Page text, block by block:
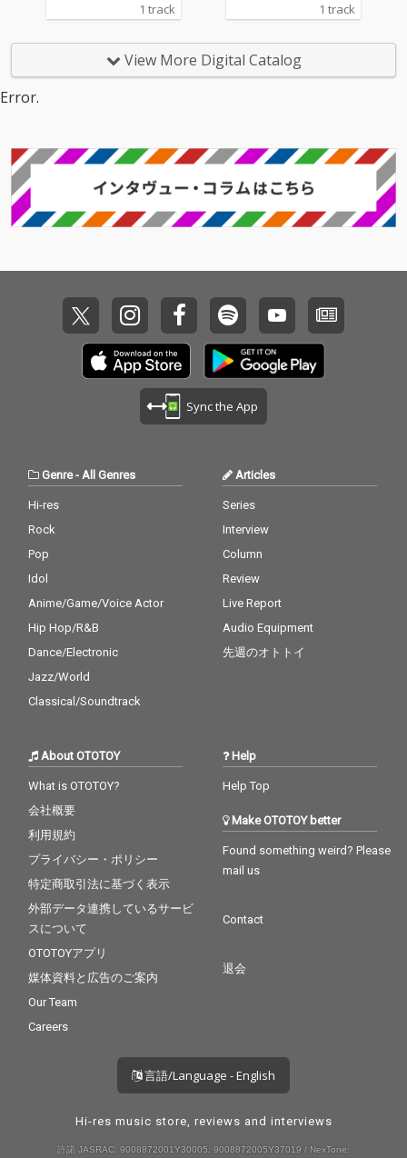
1 track 1 track
View More Digital Catalog
Error.
Sync the App
Genre- All Genres
Hi-res
Rock
Pop
Idol
Anime/Game/Voice Actor
Hip Hop/R&B
Dance/Electronic
Jazz/World
Classical/Soundtrack
Articles
Series
Interview
Column
Review
Live Report
Audio Equipment
先週のオトトイ
About OTOTOY
What is OTOTOY?
会社概要
利用規約
プライバシー・ポリシー
特定商取引法に基づく表示
外部データ連携しているサービ
スについて
OTOTOYアプリ
媒体資料と広告のご案内
Our Team
Careers
Help
Help Top
Make OTOTOY better
Found something weird? Please
mail us
Contact
退会
言語/Language - English
Hi-res music store, reviews and interviews
許諾 JASRAC: 9008872001Y30005, 9008872005Y37019 / NexTone: